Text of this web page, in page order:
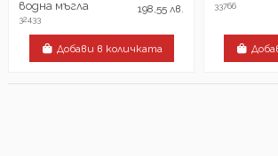
водна мъгла
32433
198,55 лв.
Добави в количката
33766